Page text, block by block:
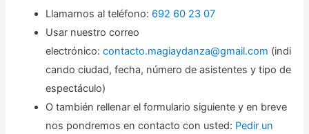
Llamarnos al teléfono: 692 60 23 07
Usar nuestro correo
electrónico:contacto.magiaydanza@gmail.com (indi
cando ciudad, fecha, número de asistentes y tipo de
espectáculo)
O también rellenar el formulario siguiente y en breve
nos pondremos en contacto con usted: Pedir un